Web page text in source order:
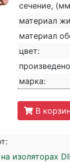
сечение,
материал
материал
цвет:
марка:
В
изоляторах